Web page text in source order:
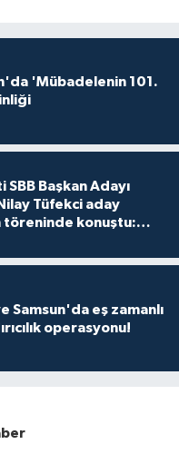
'Mübadelenin 101.
SBB Başkan Adayı
Tüfekci aday
töreninde konuştu:
Samsun'da eş zamanlı
operasyonu!